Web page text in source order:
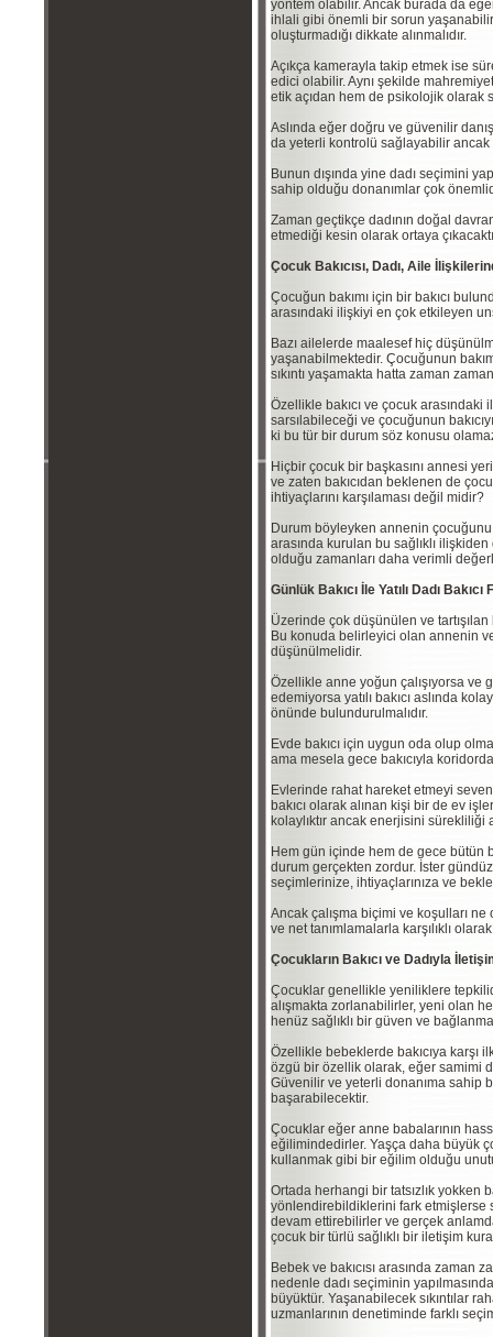
yöntem olabilir. Ancak burada da
ihlali gibi önemli bir sorun
oluşturmadığı dikkate alınmalıdır.
Açıkça kamerayla takip etmek ise
edici olabilir. Aynı şekilde
etik açıdan hem de psikolojik olarak
Aslında eğer doğru ve güvenilir
da yeterli kontrolü sağlayabilir ancak
Bunun dışında yine dadı seçimini
sahip olduğu donanımlar çok
Zaman geçtikçe dadının doğal
etmediği kesin olarak ortaya
Çocuk Bakıcısı, Dadı, Aile
Çocuğun bakımı için bir bakıcı
arasındaki ilişkiyi en çok etkileyen
Bazı ailelerde maalesef hiç
yaşanabilmektedir. Çocuğunun
sıkıntı yaşamakta hatta zaman
Özellikle bakıcı ve çocuk arasındaki
sarsılabileceği ve çocuğunun
ki bu tür bir durum söz konusu
Hiçbir çocuk bir başkasını annesi
ve zaten bakıcıdan beklenen de
ihtiyaçlarını karşılaması değil midir?
Durum böyleyken annenin çocuğunu
arasında kurulan bu sağlıklı
olduğu zamanları daha verimli
Günlük Bakıcı İle Yatılı Dadı Bakıcı
Üzerinde çok düşünülen ve tartışılan
Bu konuda belirleyici olan annenin
düşünülmelidir.
Özellikle anne yoğun çalışıyorsa
edemiyorsa yatılı bakıcı aslında
önünde bulundurulmalıdır.
Evde bakıcı için uygun oda olup
ama mesela gece bakıcıyla
Evlerinde rahat hareket etmeyi seven
bakıcı olarak alınan kişi bir de ev
kolaylıktır ancak enerjisini sürekliliği
Hem gün içinde hem de gece bütün
durum gerçekten zordur. İster
seçimlerinize, ihtiyaçlarınıza ve
Ancak çalışma biçimi ve koşulları
ve net tanımlamalarla karşılıklı
Çocukların Bakıcı ve Dadıyla
Çocuklar genellikle yeniliklere
alışmakta zorlanabilirler, yeni olan
henüz sağlıklı bir güven ve
Özellikle bebeklerde bakıcıya
özgü bir özellik olarak, eğer samimi
Güvenilir ve yeterli donanıma sahip
başarabilecektir.
Çocuklar eğer anne babalarının
eğilimindedirler. Yaşça daha büyük
kullanmak gibi bir eğilim olduğu
Ortada herhangi bir tatsızlık yokken
yönlendirebildiklerini fark etmişlerse
devam ettirebilirler ve gerçek
çocuk bir türlü sağlıklı bir iletişim
Bebek ve bakıcısı arasında zaman
nedenle dadı seçiminin
büyüktür. Yaşanabilecek sıkıntılar
uzmanlarının denetiminde farklı